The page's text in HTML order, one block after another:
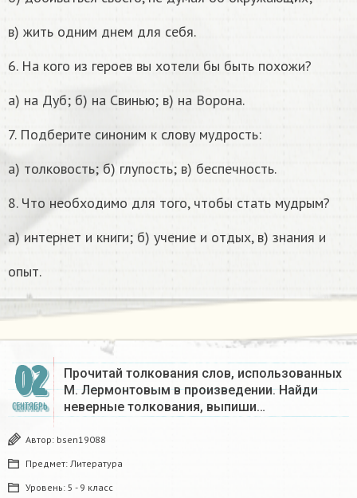
в) жить одним днем для себя.
6. На кого из героев вы хотели бы быть похожи?
а) на Дуб; б) на Свинью; в) на Ворона.
7. Подберите синоним к слову мудрость:
а) толковость; б) глупость; в) беспечность.
8. Что необходимо для того, чтобы стать мудрым?
а) интернет и книги; б) учение и отдых, в) знания и
опыт.
02
СЕНТЯБРЬ
Прочитай толкования слов, использованных
М. Лермонтовым в произведении. Найди
неверные толкования, выпиши…
Автор: bsen19088
Предмет: Литература
Уровень: 5 - 9 класс